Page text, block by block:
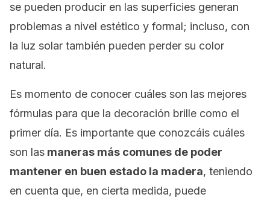
se pueden producir en las superficies generan
problemas a nivel estético y formal; incluso, con
la luz solar también pueden perder su color
natural.
Es momento de conocer cuáles son las mejores
fórmulas para que la decoración brille como el
primer día. Es importante que conozcáis cuáles
son las maneras más comunes de poder
mantener en buen estado la madera, teniendo
en cuenta que, en cierta medida, puede